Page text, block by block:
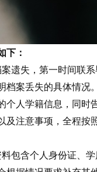
下：
遗失，第一时间联
档案丢失的具体情况
个人学籍信息，同时
及注意事项，全程按
包含个人身份证、